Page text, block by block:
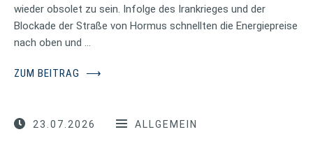
wieder obsolet zu sein. Infolge des Irankrieges und der
Blockade der Straße von Hormus schnellten die Energiepreise
nach oben und …
ZUM BEITRAG ⟶
23.07.2026 ALLGEMEIN